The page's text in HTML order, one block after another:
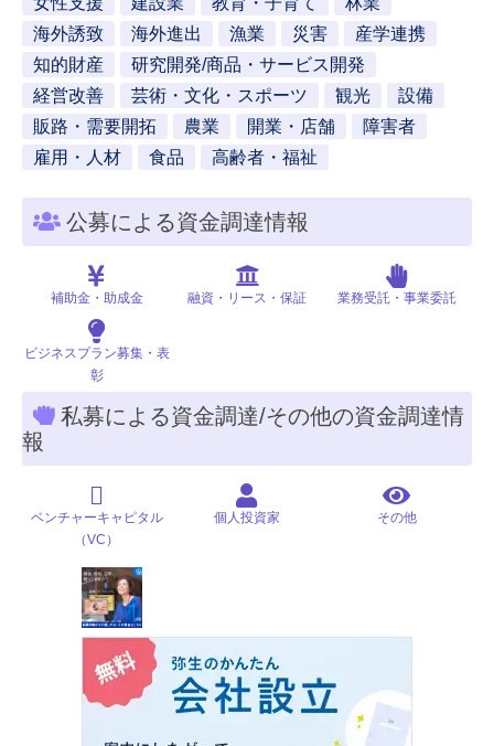
海外誘致
海外進出 漁業 災害
産学連携
知的財産
研究開発/商品・サービス開発
経営改善
芸術・文化・スポーツ 観光
設備
販路・需要開拓
農業 開業・店舗
障害者
雇用・人材
食品 高齢者・福祉
公募による資金調達情報
補助金・助成金 融資・リース・保証 業務受託・事業委託
ビジネスプラン募集・表
彰
私募による資金調達/その他の資金調達情
報
ベンチャーキャピタル
（VC）
個人投資家 その他